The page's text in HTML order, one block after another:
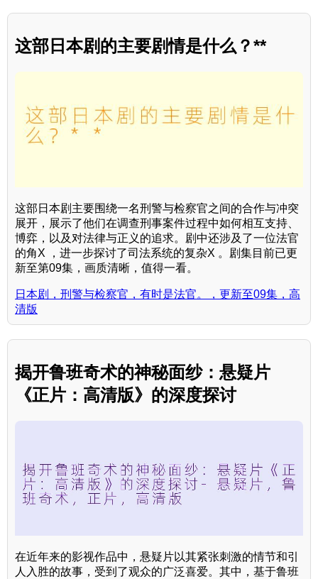
这部日本剧的主要剧情是什么？**
这部日本剧主要围绕一名刑警与检察官之间的合作与冲突
展开，展示了他们在调查刑事案件过程中如何相互支持、
博弈，以及对法律与正义的追求。剧中还涉及了一位法官
的角X ，进一步探讨了司法系统的复杂X 。剧集目前已更
新至第09集，画质清晰，值得一看。
日本剧，刑警与检察官，有时是法官。，更新至09集，高
清版
揭开鲁班奇术的神秘面纱：悬疑片
《正片：高清版》的深度探讨
在近年来的影视作品中，悬疑片以其紧张刺激的情节和引
人入胜的故事，受到了观众的广泛喜爱。其中，基于鲁班